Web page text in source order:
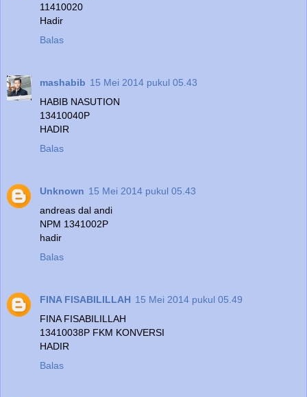
11410020
Hadir
Balas
mashabib 15 Mei 2014 pukul 05.43
HABIB NASUTION
13410040P
HADIR
Balas
Unknown 15 Mei 2014 pukul 05.43
andreas dal andi
NPM 1341002P
hadir
Balas
FINA FISABILILLAH 15 Mei 2014 pukul 05.49
FINA FISABILILLAH
13410038P FKM KONVERSI
HADIR
Balas